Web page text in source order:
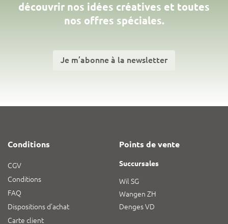
découvrir nos idées créatives et toutes
nos offres spéciales.
Je m’abonne à la newsletter
Conditions
CGV
Conditions
FAQ
Dispositions d’achat
Carte client
Points de vente
Succursales
Wil SG
Wangen ZH
Denges VD